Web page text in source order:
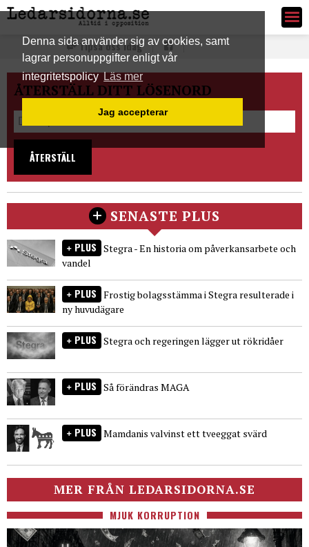
Denna sida använder sig av cookies, samt
lagrar personuppgifter enligt vår
integritetspolicyLäs mer
Jag accepterar
Ledarsidorna.se
Tipsa oss idag
ÅTERSTÄLL DITT LÖSENORD
ÅTERSTÄLL
SENASTE PLUS
PLUS Stegra - En historia om påverkansarbete och
vandel
PLUS Frostig bolagsstämma i Stegra resulterade i
ny huvudägare
PLUS Stegra och regeringen lägger ut rökridåer
PLUS Så förändras MAGA
PLUS Mamdanis valvinst ett tveeggat svärd
MER FRÅN LEDARSIDORNA.SE
MJUK KORRUPTION